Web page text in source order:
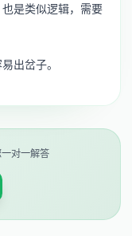
也是类似逻辑，需要
出岔子。
对一解答